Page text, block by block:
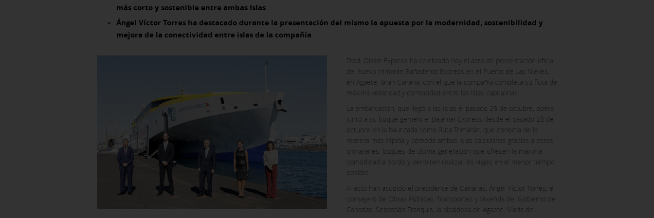
más corto y sostenible entre ambas Islas
Ángel Víctor Torres ha destacado durante la presentación del mismo la apuesta por la modernidad, sostenibilidad y
mejora de la conectividad entre islas de la compañía
Fred. Olsen Express ha celebrado hoy el acto de presentación oficial
del nuevo trimarán Bañaderos Express en el Puerto de Las Nieves,
en Agaete, Gran Canaria, con el que la compañía completa su flota de
máxima velocidad y comodidad entre las islas capitalinas.
La embarcación, que llegó a las Islas el pasado 25 de octubre, opera
junto a su buque gemelo el Bajamar Express desde el pasado 28 de
octubre en la bautizada como Ruta Trimarán, que conecta de la
manera más rápida y cómoda ambas islas capitalinas gracias a estos
trimaranes, buques de última generación que ofrecen la máxima
comodidad a bordo y permiten realizar los viajes en el menor tiempo
posible.
Al acto han acudido el presidente de Canarias, Ángel Víctor Torres; el
consejero de Obras Públicas, Transportes y Vivienda del Gobierno de
Canarias, Sebastián Franquis; la alcaldesa de Agaete, María del